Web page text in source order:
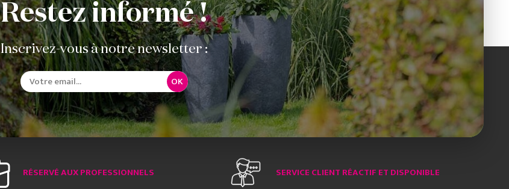
Restez informé !
Inscrivez-vous à notre newsletter :
OK
RÉSERVÉ AUX PROFESSIONNELS SERVICE CLIENT RÉACTIF ET DISPONIBLE